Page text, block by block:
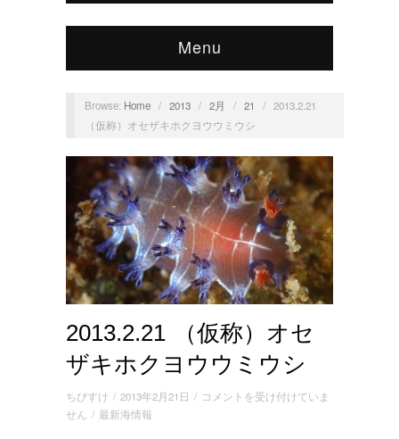
Menu
Browse: Home / 2013 / 2月 / 21 /
2013.2.21
（仮称）オセザキホクヨウウミウシ
2013.2.21 （仮称）オセ
ザキホクヨウウミウシ
ちびすけ / 2013年2月21日 / 2013.2.21
コメントを受け付けていま
せん / 最新海情報